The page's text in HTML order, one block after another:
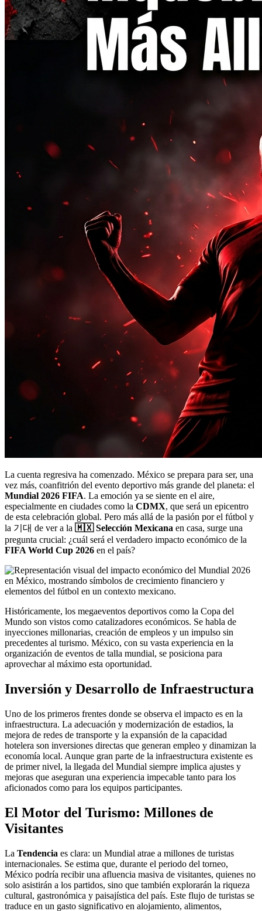
La cuenta regresiva ha comenzado. México se prepara para ser, una
vez más, coanfitrión del evento deportivo más grande del planeta: el
Mundial 2026 FIFA. La emoción ya se siente en el aire,
especialmente en ciudades como la CDMX, que será un epicentro
de esta celebración global. Pero más allá de la pasión por el fútbol y
la 기대 de ver a la 🇲🇽 Selección Mexicana en casa, surge una
pregunta crucial: ¿cuál será el verdadero impacto económico de la
FIFA World Cup 2026 en el país?
Históricamente, los megaeventos deportivos como la Copa del
Mundo son vistos como catalizadores económicos. Se habla de
inyecciones millonarias, creación de empleos y un impulso sin
precedentes al turismo. México, con su vasta experiencia en la
organización de eventos de talla mundial, se posiciona para
aprovechar al máximo esta oportunidad.
Inversión y Desarrollo de Infraestructura
Uno de los primeros frentes donde se observa el impacto es en la
infraestructura. La adecuación y modernización de estadios, la
mejora de redes de transporte y la expansión de la capacidad
hotelera son inversiones directas que generan empleo y dinamizan la
economía local. Aunque gran parte de la infraestructura existente es
de primer nivel, la llegada del Mundial siempre implica ajustes y
mejoras que aseguran una experiencia impecable tanto para los
aficionados como para los equipos participantes.
El Motor del Turismo: Millones de
Visitantes
La Tendencia es clara: un Mundial atrae a millones de turistas
internacionales. Se estima que, durante el periodo del torneo,
México podría recibir una afluencia masiva de visitantes, quienes no
solo asistirán a los partidos, sino que también explorarán la riqueza
cultural, gastronómica y paisajística del país. Este flujo de turistas se
traduce en un gasto significativo en alojamiento, alimentos,